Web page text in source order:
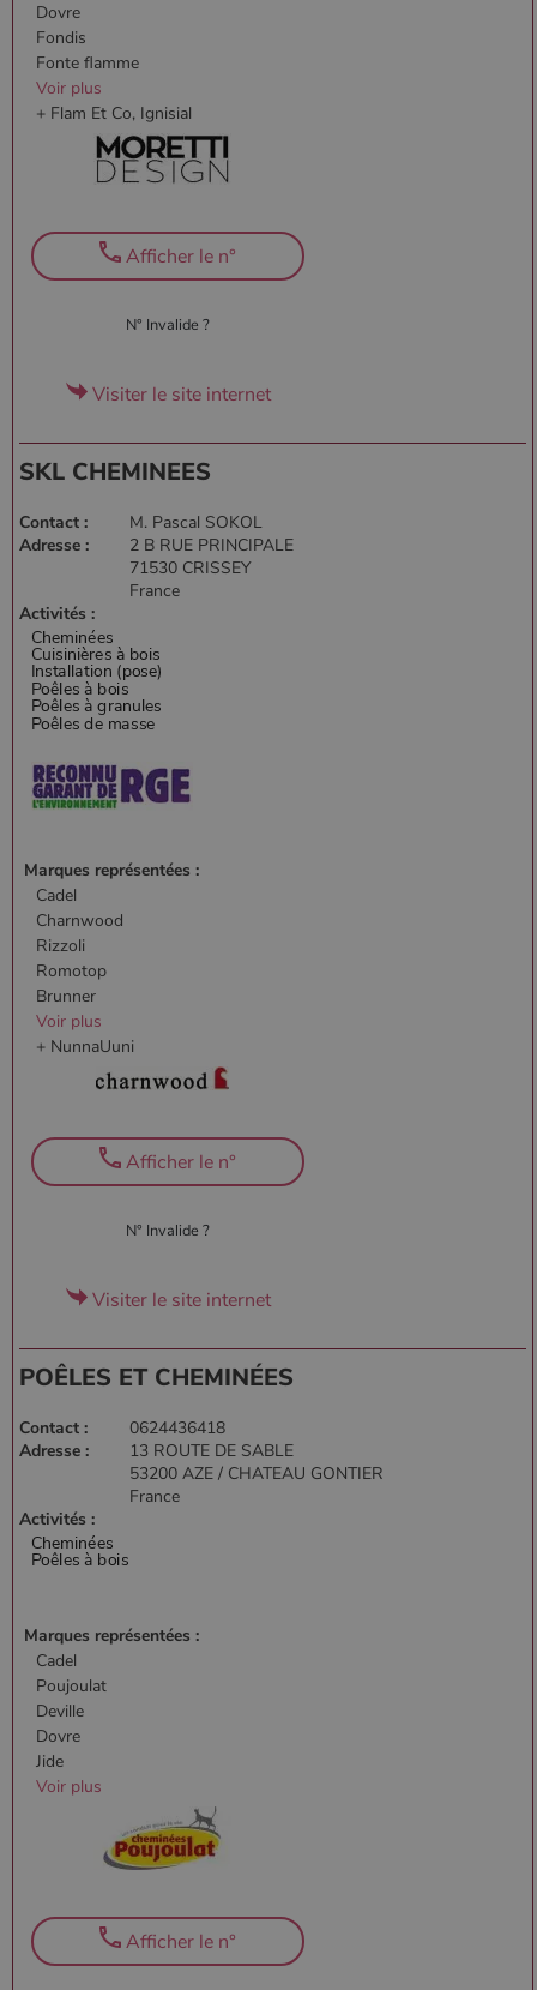
Dovre
Fondis
Fonte flamme
Voir plus
+ Flam Et Co, Ignisial
N° Invalide ?
Afficher le n°
Visiter le site internet
SKL CHEMINEES
Contact :
M. Pascal SOKOL
Adresse :
2 B RUE PRINCIPALE
71530 CRISSEY
France
Activités :
Marques représentées :
Cadel
Charnwood
Rizzoli
Romotop
Brunner
Voir plus
+ NunnaUuni
N° Invalide ?
Afficher le n°
Visiter le site internet
POÊLES ET CHEMINÉES
Contact :
0624436418
Adresse :
13 ROUTE DE SABLE
53200 AZE / CHATEAU GONTIER
France
Activités :
Marques représentées :
Cadel
Poujoulat
Deville
Dovre
Jide
Voir plus
Afficher le n°